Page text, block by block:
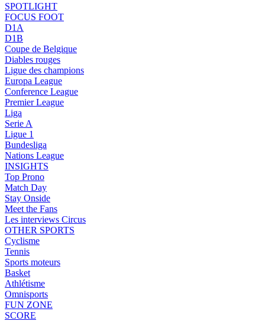
SPOTLIGHT
FOCUS FOOT
D1A
D1B
Coupe de Belgique
Diables rouges
Ligue des champions
Europa League
Conference League
Premier League
Liga
Serie A
Ligue 1
Bundesliga
Nations League
INSIGHTS
Top Prono
Match Day
Stay Onside
Meet the Fans
Les interviews Circus
OTHER SPORTS
Cyclisme
Tennis
Sports moteurs
Basket
Athlétisme
Omnisports
FUN ZONE
SCORE